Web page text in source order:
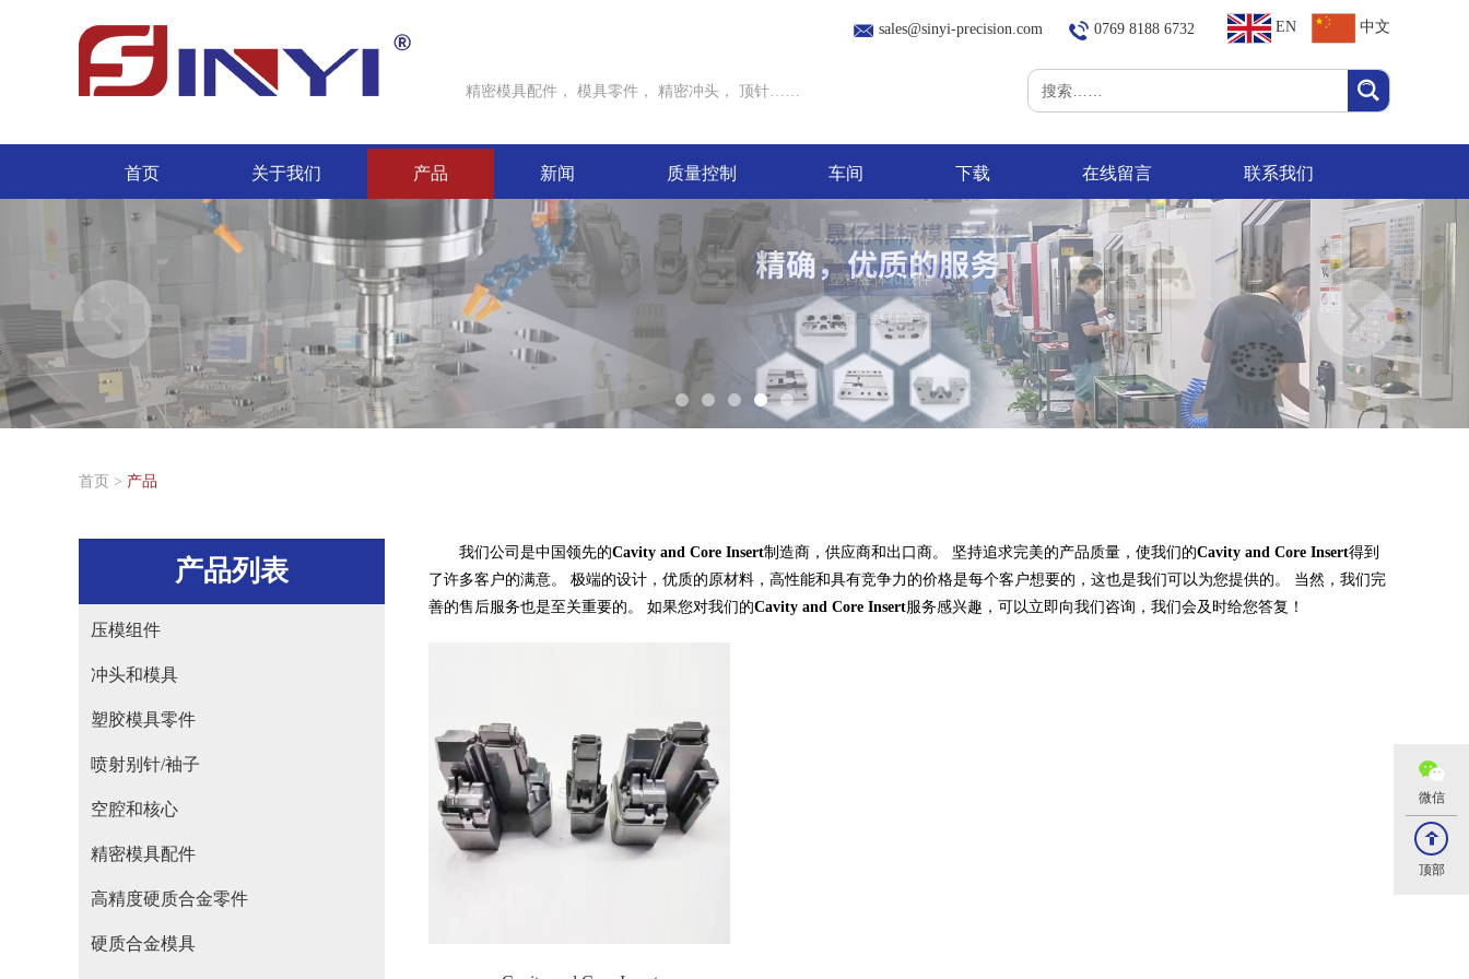
EN 中文
sales@sinyi-precision.com 0769 8188 6732
精密模具配件 ， 模具零件 ， 精密冲头 ， 顶针
首页 关于我们 产品 新闻 质量控制 车间 下载 在线留言 联系我们
首页 > 产品
我们公司是中国领先的Cavity and Core Insert制造商，供应商和出口商。 坚持追求完美的产品质量，使我们的Cavity and Core Insert得到
了许多客户的满意。 极端的设计，优质的原材料，高性能和具有竞争力的价格是每个客户想要的，这也是我们可以为您提供的。 当然，我们完
善的售后服务也是至关重要的。 如果您对我们的Cavity and Core Insert服务感兴趣，可以立即向我们咨询，我们会及时给您答复！
产品列表
压模组件
冲头和模具
塑胶模具零件
喷射别针/袖子
空腔和核心
精密模具配件
高精度硬质合金零件
硬质合金模具
微信
顶部